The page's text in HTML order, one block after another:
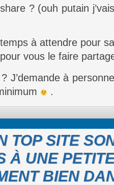
? (ouh putain
à attendre pour
vous le faire
J’demande à
.
TOP SITE
À UNE
BIEN